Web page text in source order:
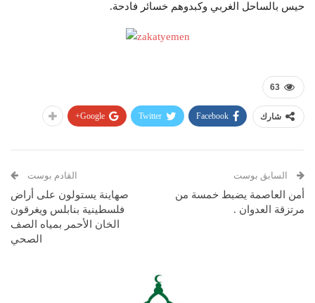
حيس بالساحل الغربي وكبدوهم خسائر فادحة.
63
شارك Facebook
Twitter
Google+
السابق بوست
أمن العاصمة يضبط خمسة من
مرتزقة العدوان .
القادم بوست
صهاينة يستولون على أراض
فلسطينية بنابلس ويغرقون
الخان الأحمر بمياه الصف
الصحي